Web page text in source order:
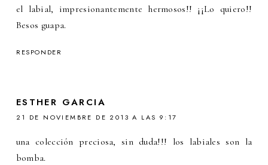
el labial, impresionantemente hermosos!! ¡¡Lo quiero!!
Besos guapa.
RESPONDER
ESTHER GARCIA
21 DE NOVIEMBRE DE 2013 A LAS 9:17
una colección preciosa, sin duda!!! los labiales son la
bomba.